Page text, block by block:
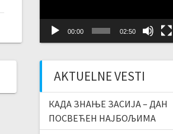
00:00 02:50
AKTUELNE VESTI
КАДА ЗНАЊЕ ЗАСИЈА – ДАН
ПОСВЕЋЕН НАЈБОЉИМА